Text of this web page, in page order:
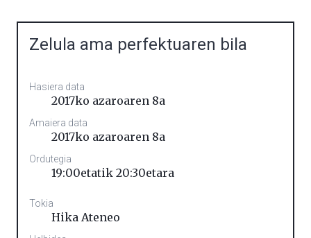
Zelula ama perfektuaren bila
Hasiera data
2017ko azaroaren 8a
Amaiera data
2017ko azaroaren 8a
Ordutegia
19:00etatik 20:30etara
Tokia
Hika Ateneo